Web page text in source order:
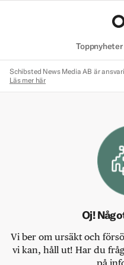
Toppnyheter
Schibsted News Media AB är
Läs mer här
Oj!
Vi ber om ursäkt och
vi kan, håll ut! Har du